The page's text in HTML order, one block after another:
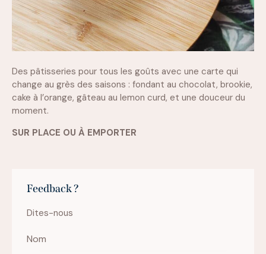
Des pâtisseries pour tous les goûts avec une carte qui
change au grès des saisons : fondant au chocolat, brookie,
cake à l’orange, gâteau au lemon curd, et une douceur du
moment.
SUR PLACE OU À EMPORTER
Feedback ?
Dites-nous